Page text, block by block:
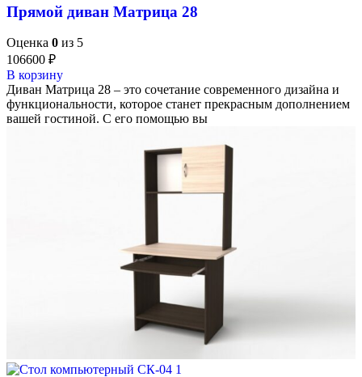
Прямой диван Матрица 28
Оценка 0 из 5
106600 ₽
В корзину
Диван Матрица 28 – это сочетание современного дизайна и
функциональности, которое станет прекрасным дополнением
вашей гостиной. С его помощью вы